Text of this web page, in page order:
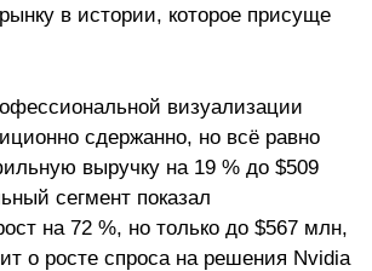
в истории, которое присуще
визуализации
сдержанно, но всё равно
выручку на 19 % до $509
сегмент показал
на 72 %, но только до $567 млн,
о росте спроса на решения Nvidia